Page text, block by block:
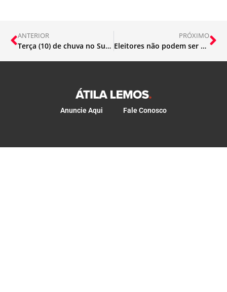
ANTERIOR
Terça (10) de chuva no Sudeste
PRÓXIMO
Eleitores não podem ser presos a partir de hoje
Anuncie Aqui Fale Conosco